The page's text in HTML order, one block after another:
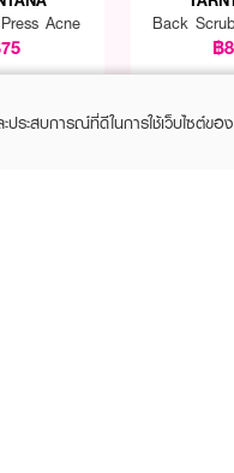
Acne Back
฿
ประสบการณ์ที่ดีในการใช้เว็บไซต์